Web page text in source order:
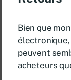
Bien que
peuvent
acheteurs